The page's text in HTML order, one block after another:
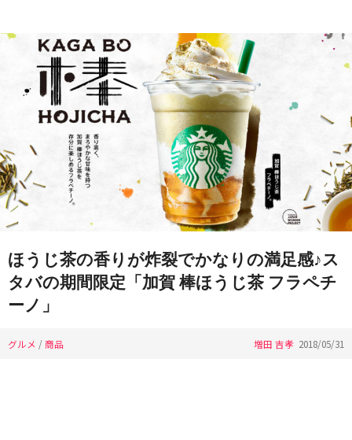
ほうじ茶の香りが炸裂でかなりの満足感♪ス
タバの期間限定「加賀 棒ほうじ茶 フラペチ
ーノ」
グルメ /商品 増田 吉孝 2018/05/31